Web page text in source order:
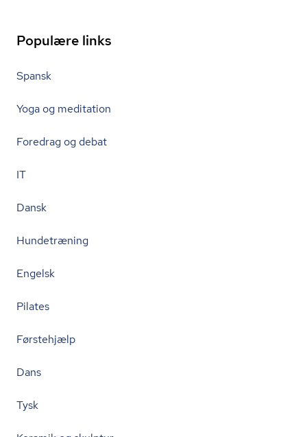
Populære links
Spansk
Yoga og meditation
Foredrag og debat
IT
Dansk
Hundetræning
Engelsk
Pilates
Førstehjælp
Dans
Tysk